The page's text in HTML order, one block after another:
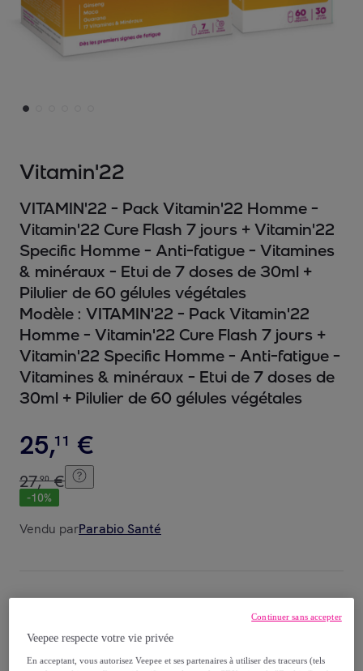
Vitamin'22
VITAMIN'22 - Pack Vitamin'22 Homme -
Vitamin'22 Cure Flash 7 jours + Vitamin'22
Specific Homme - Anti-fatigue - Vitamines
& minéraux - Etui de 7 doses de 30ml +
Pilulier de 60 gélules végétales
Modèle : VITAMIN'22 - Pack Vitamin'22
Homme - Vitamin'22 Cure Flash 7 jours +
Vitamin'22 Specific Homme - Anti-fatigue -
Vitamines & minéraux - Etui de 7 doses de
30ml + Pilulier de 60 gélules végétales
25,11 €
27,90 €
-10%
Vendu parParabio Santé
Veepee respecte votre vie privée
En acceptant, vous autorisez Veepee et ses partenaires à utiliser des traceurs (tels
Continuer sans accepter